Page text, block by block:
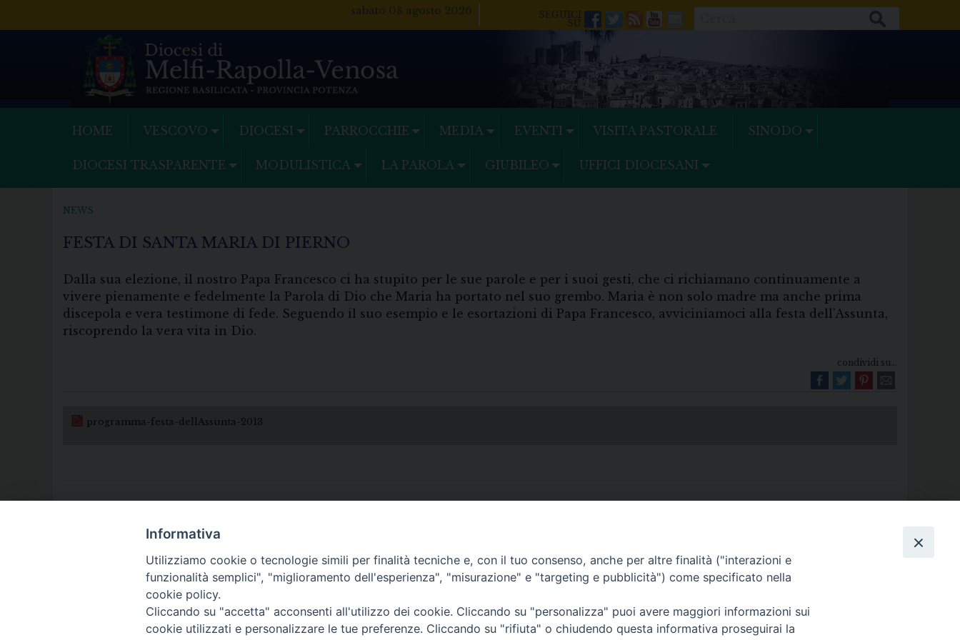
sabato 08 agosto 2026
Facebook
Twitter
FeedsYoutube
Mail
HOME VESCOVO DIOCESI PARROCCHIE MEDIA EVENTI VISITA PASTORALE SINODO
DIOCESI TRASPARENTE MODULISTICA LA PAROLA GIUBILEO UFFICI DIOCESANI
NEWS
FESTA DI SANTA MARIA DI PIERNO
Dalla sua elezione, il nostro Papa Francesco ci ha stupito per le sue parole e per i suoi gesti, che ci richiamano continuamente a
vivere pienamente e fedelmente la Parola di Dio che Maria ha portato nel suo grembo. Maria è non solo madre ma anche prima
discepola e vera testimone di fede. Seguendo il suo esempio e le esortazioni di Papa Francesco, avviciniamoci alla festa dell’Assunta,
riscoprendo la vera vita in Dio.
condividi su...
programma-festa-dellAssunta-2013
Diocesi di Melfi Rapolla Venosa
• Largo Duomo, 12 - 85025 MELFI (PZ) • Tel. 0972238604
PEC ufficiale della Diocesi: diocesi.melfi_rapolla_venosa@legalmail.it
Informativa
Utilizziamo cookie o tecnologie simili per finalità tecniche e, con il tuo consenso, anche per altre finalità ("interazioni e
funzionalità semplici", "miglioramento dell'esperienza", "misurazione" e "targeting e pubblicità") come specificato nella
cookie policy.
Cliccando su "accetta" acconsenti all'utilizzo dei cookie. Cliccando su "personalizza" puoi avere maggiori informazioni sui
cookie utilizzati e personalizzare le tue preferenze. Cliccando su "rifiuta" o chiudendo questa informativa proseguirai la